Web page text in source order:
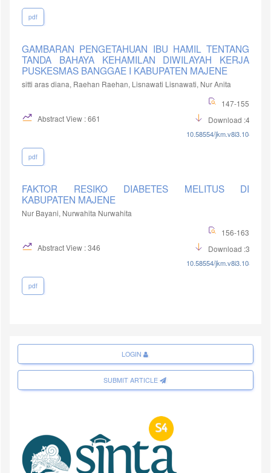
pdf
GAMBARAN PENGETAHUAN IBU HAMIL TENTANG
TANDA BAHAYA KEHAMILAN DIWILAYAH KERJA
PUSKESMAS BANGGAE I KABUPATEN MAJENE
sitti aras diana, Raehan Raehan, Lisnawati Lisnawati, Nur Anita
147-155
Abstract View : 661
Download :439
10.58554/jkm.v8i3.104
pdf
FAKTOR RESIKO DIABETES MELITUS DI
KABUPATEN MAJENE
Nur Bayani, Nurwahita Nurwahita
156-163
Abstract View : 346
Download :321
10.58554/jkm.v8i3.108
pdf
LOGIN
SUBMIT ARTICLE